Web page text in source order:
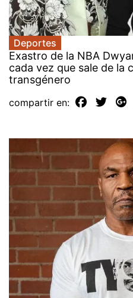
Deportes
Exastro de la NBA
cada vez que sale de la
transgénero
compartir en: